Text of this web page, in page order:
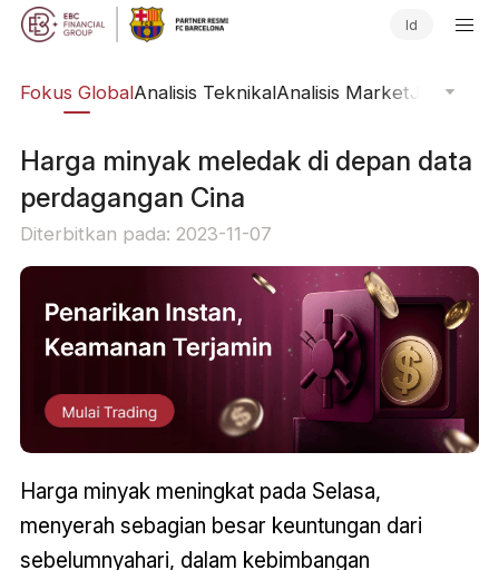
Id
Fokus GlobalAnalisis TeknikalAnalisis MarketJurnal
Harga minyak meledak di depan data
perdagangan Cina
Diterbitkan pada: 2023-11-07
Harga minyak meningkat pada Selasa,
menyerah sebagian besar keuntungan dari
sebelumnyahari, dalam kebimbangan